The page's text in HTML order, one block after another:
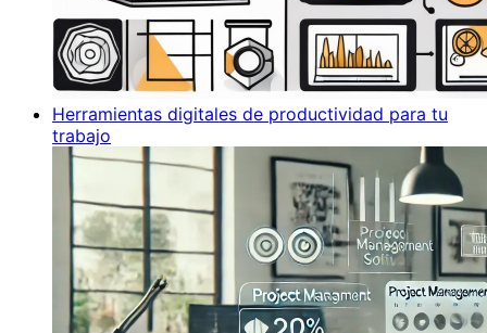
Herramientas digitales de productividad para tu
trabajo